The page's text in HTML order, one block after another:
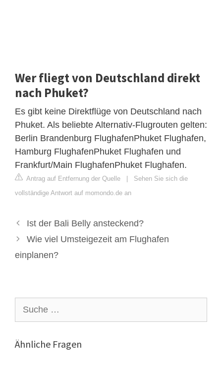
Wer fliegt von Deutschland direkt
nach Phuket?
Es gibt keine Direktflüge von Deutschland nach
Phuket. Als beliebte Alternativ-Flugrouten gelten:
Berlin Brandenburg FlughafenPhuket Flughafen,
Hamburg FlughafenPhuket Flughafen und
Frankfurt/Main FlughafenPhuket Flughafen.
Antrag auf Entfernung der Quelle | Sehen Sie sich die
vollständige Antwort auf momondo.de an
Ist der Bali Belly ansteckend?
Wie viel Umsteigezeit am Flughafen
einplanen?
nach:
Ähnliche Fragen